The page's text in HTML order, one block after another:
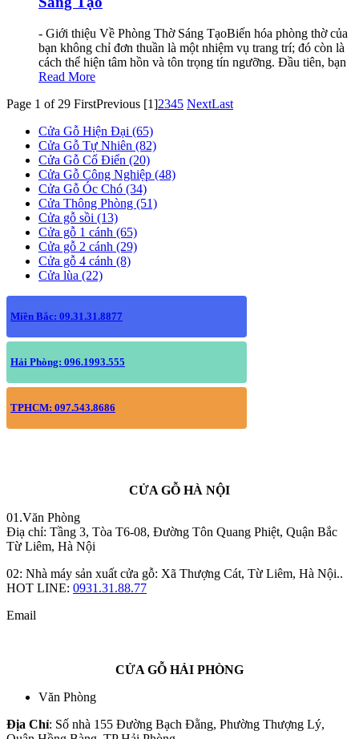
- Giới thiệu Về Phòng Thờ Sáng TạoBiến hóa phòng thờ của
bạn không chỉ đơn thuần là một nhiệm vụ trang trí; đó còn là
cách thể hiện tâm hồn và tôn trọng tín ngưỡng. Đầu tiên, bạn
Read More
Page 1 of 29 FirstPrevious [1]2345 NextLast
Cửa Gỗ Hiện Đại (65)
Cửa Gỗ Tự Nhiên (82)
Cửa Gỗ Cổ Điển (20)
Cửa Gỗ Công Nghiệp (48)
Cửa Gỗ Óc Chó (34)
Cửa Thông Phòng (51)
Cửa gỗ sồi (13)
Cửa gỗ 1 cánh (65)
Cửa gỗ 2 cánh (29)
Cửa gỗ 4 cánh (8)
Cửa lùa (22)
Miền Bắc: 09.31.31.8877
Hải Phòng: 096.1993.555
TPHCM: 097.543.8686
CỬA GỖ HÀ NỘI
01.Văn Phòng
Điạ chỉ: Tầng 3, Tòa T6-08, Đường Tôn Quang Phiệt, Quận Bắc
Từ Liêm, Hà Nội
02: Nhà máy sản xuất cửa gỗ: Xã Thượng Cát, Từ Liêm, Hà Nội..
HOT LINE: 0931.31.88.77
Email
CỬA GỖ HẢI PHÒNG
Văn Phòng
Địa Chỉ: Số nhà 155 Đường Bạch Đằng, Phường Thượng Lý,